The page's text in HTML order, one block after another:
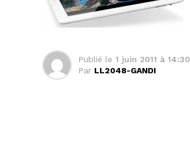
Publié le 1 juin 2011 à 14:30
Par LL2048-GANDI